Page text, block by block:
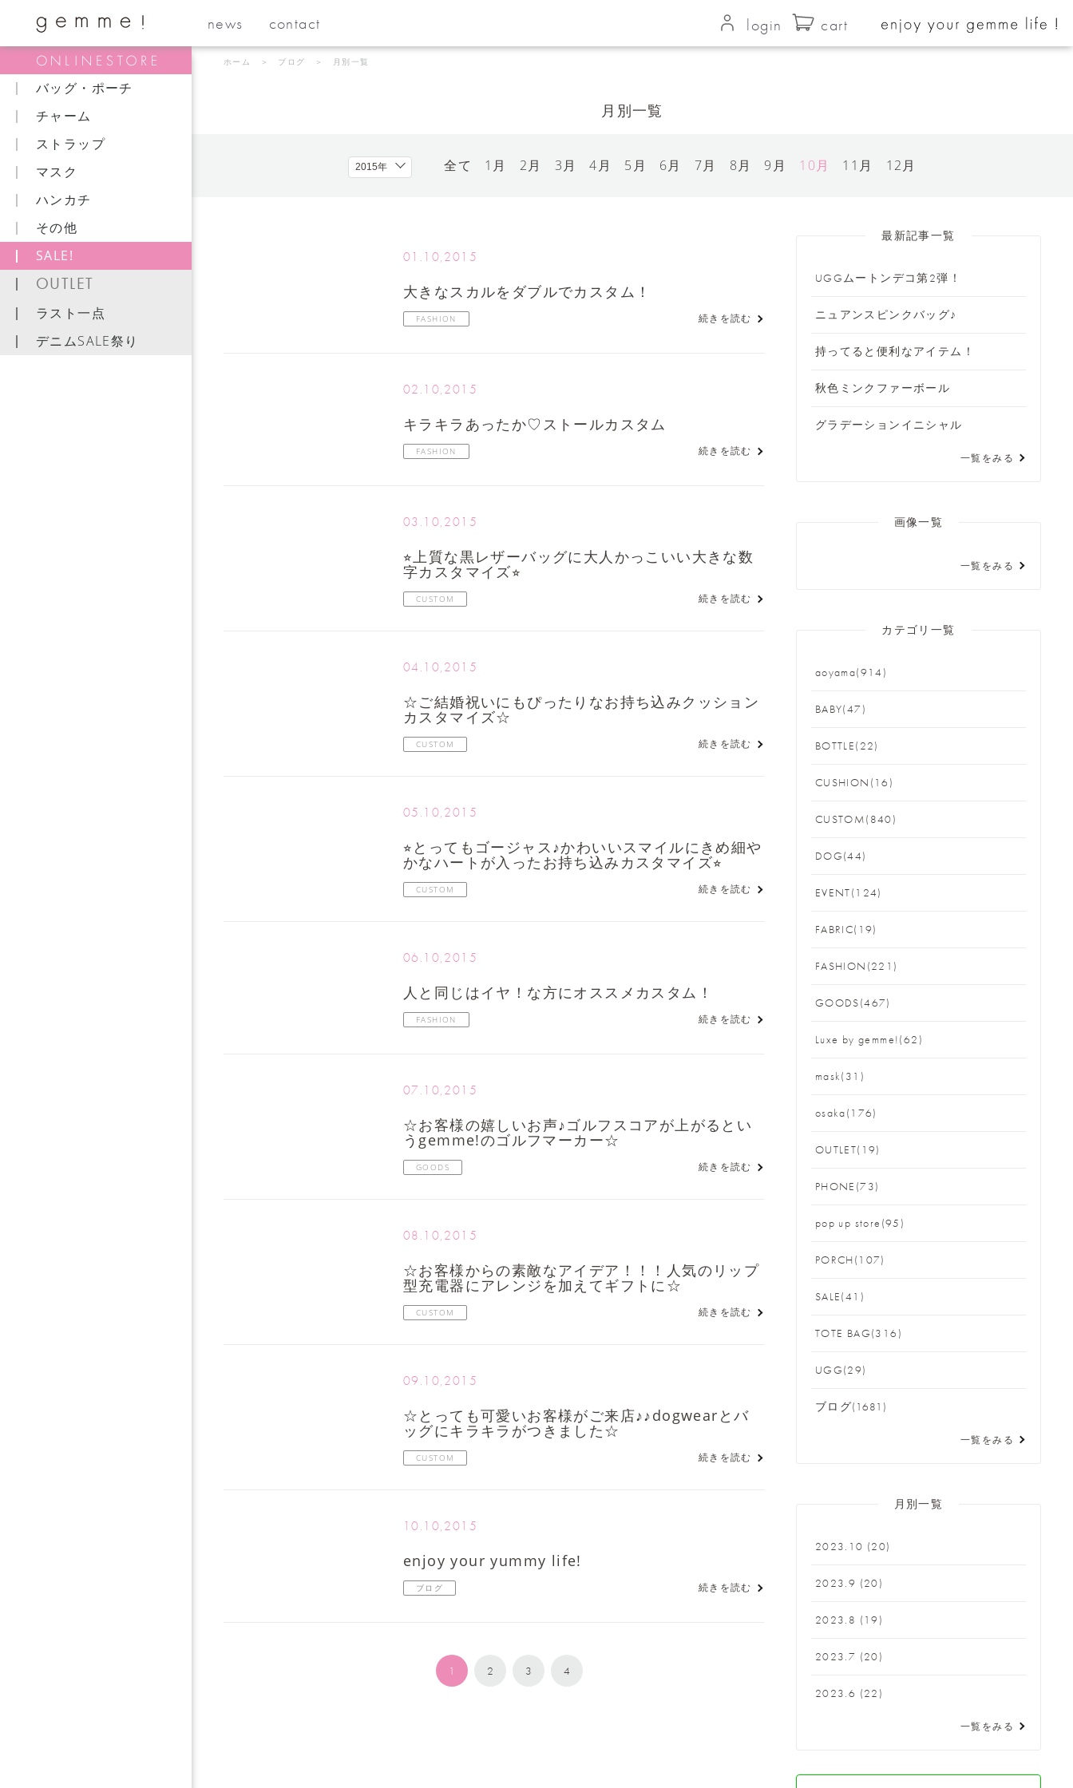
news contact login cart
バッグ・ポーチ
チャーム
ストラップ
マスク
ハンカチ
その他
SALE!
OUTLET
ラスト一点
デニムSALE祭り
ホーム ＞ ブログ ＞ 月別一覧
月別一覧
全て 1月 2月 3月 4月 5月 6月 7月 8月 9月 10月 11月 12月
01.10,2015
大きなスカルをダブルでカスタム！
FASHION 続きを読む
02.10,2015
キラキラあったか♡ストールカスタム
FASHION 続きを読む
03.10,2015
⭐︎上質な黒レザーバッグに大人かっこいい大きな数
字カスタマイズ⭐︎
CUSTOM 続きを読む
04.10,2015
☆ご結婚祝いにもぴったりなお持ち込みクッション
カスタマイズ☆
CUSTOM 続きを読む
05.10,2015
⭐︎とってもゴージャス♪かわいいスマイルにきめ細や
かなハートが入ったお持ち込みカスタマイズ⭐︎
CUSTOM 続きを読む
06.10,2015
人と同じはイヤ！な方にオススメカスタム！
FASHION 続きを読む
07.10,2015
☆お客様の嬉しいお声♪ゴルフスコアが上がるとい
うgemme!のゴルフマーカー☆
GOODS 続きを読む
08.10,2015
☆お客様からの素敵なアイデア！！！人気のリップ
型充電器にアレンジを加えてギフトに☆
CUSTOM 続きを読む
09.10,2015
☆とっても可愛いお客様がご来店♪♪dogwearとバ
ッグにキラキラがつきました☆
CUSTOM 続きを読む
10.10,2015
enjoy your yummy life!
ブログ 続きを読む
最新記事一覧
UGGムートンデコ第2弾！
ニュアンスピンクバッグ♪
持ってると便利なアイテム！
秋色ミンクファーボール
グラデーションイニシャル
一覧をみる
画像一覧
一覧をみる
カテゴリ一覧
aoyama(914)
BABY(47)
BOTTLE(22)
CUSHION(16)
CUSTOM(840)
DOG(44)
EVENT(124)
FABRIC(19)
FASHION(221)
GOODS(467)
Luxe by gemme!(62)
mask(31)
osaka(176)
OUTLET(19)
PHONE(73)
pop up store(95)
PORCH(107)
SALE(41)
TOTE BAG(316)
UGG(29)
ブログ(1681)
一覧をみる
月別一覧
2023.10 (20)
2023.9 (20)
2023.8 (19)
2023.7 (20)
2023.6 (22)
一覧をみる
1 2 3 4